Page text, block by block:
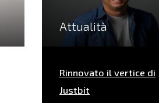
Attualità
Rinnovato il vertice di
Justbit